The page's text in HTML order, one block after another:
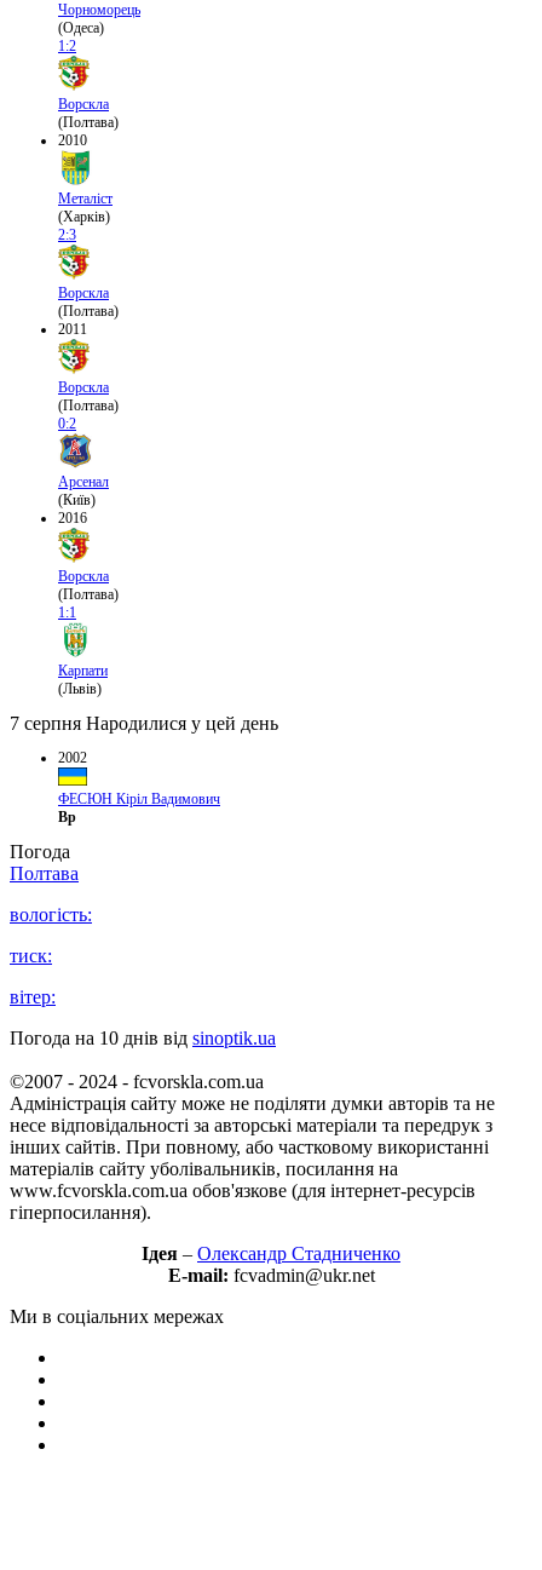
Чорноморець
(Одеса)
1:2
Ворскла
(Полтава)
2010
Металіст
(Харків)
2:3
Ворскла
(Полтава)
2011
Ворскла
(Полтава)
0:2
Арсенал
(Київ)
2016
Ворскла
(Полтава)
1:1
Карпати
(Львів)
7 серпня Народилися у цей день
2002
ФЕСЮН Кіріл Вадимович
Вр
Погода
Полтава
вологість:
тиск:
вітер:
Погода на 10 днів від sinoptik.ua
©2007 - 2024 - fcvorskla.com.ua
Адміністрація сайту може не поділяти думки авторів та не
несе відповідальності за авторські матеріали та передрук з
інших сайтів. При повному, або частковому використанні
матеріалів сайту уболівальників, посилання на
www.fcvorskla.com.ua обов'язкове (для інтернет-ресурсів
гіперпосилання).
Ідея – Олександр Стадниченко
E-mail: fcvadmin@ukr.net
Ми в соціальних мережах